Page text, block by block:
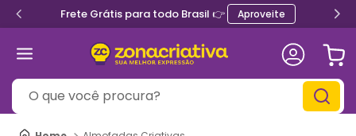
Frete Grátis para todo Brasil 👉 Aproveite
O que você procura?